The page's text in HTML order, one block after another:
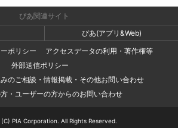
ぴあ関連サイト
ぴあ(アプリ&Web)
ポリシー
アクセスデータの利用・著作権等
外部送信ポリシー
のご相談・情報掲載・その他お問い合わせ
・ユーザーの方からのお問い合わせ
PIA Corporation. All Rights Reserved.